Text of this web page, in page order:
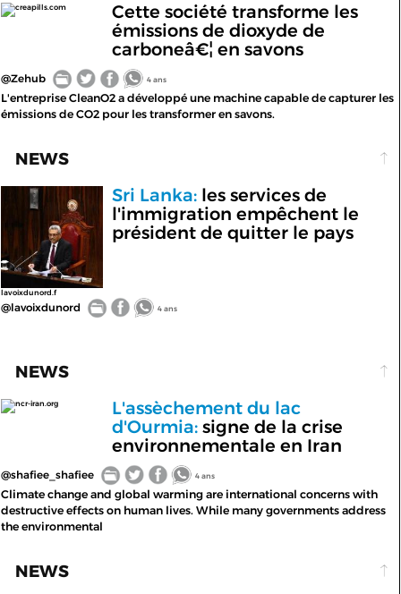
creapills.com
Cette société transforme les
émissions de dioxyde de
carboneâ€¦ en savons
@Zehub 4 ans
L'entreprise CleanO2 a développé une machine capable de capturer les
émissions de CO2 pour les transformer en savons.
NEWS
lavoixdunord.f
Sri Lanka:les services de
l'immigration empêchent le
président de quitter le pays
@lavoixdunord 4 ans
NEWS
ncr-iran.org
L'assèchement du lac
d'Ourmia:signe de la crise
environnementale en Iran
@shafiee_shafiee 4 ans
Climate change and global warming are international concerns with
destructive effects on human lives. While many governments address
the environmental
NEWS